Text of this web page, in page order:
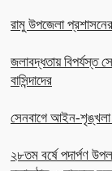
রামু উপজেলা
জলাবদ্ধতায় বিপর্যস্ত
বাসিন্দাদের
সেনবাগে আইন-
২৮তম বর্ষে পদার্পণ